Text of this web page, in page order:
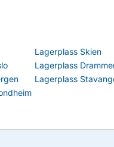
Lagerplass Skien
Lagerplass
Lagerplass